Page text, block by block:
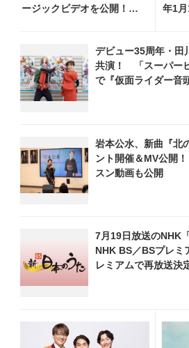
ージックビデオを公開！
年1
あふ
デビュー35周年・田
共演！ 「スーパー
で『仮面ライダー音
岩本公水、新曲『北
ント開催＆MV公開
スン動画も公開
7月19日放送のNHK
NHK BS／BSプレミ
レミアムで再放送